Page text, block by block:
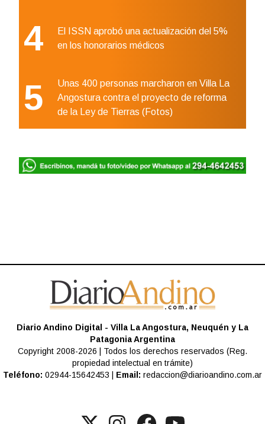
4
El ISSN aprobó una actualización del 5%
en los honorarios médicos
5
Unas 400 personas marcharon en Villa La
Angostura contra el proyecto de reforma
de la Ley de Tierras (Fotos)
Diario Andino Digital - Villa La Angostura, Neuquén y La
Patagonia Argentina
Copyright 2008-2026 | Todos los derechos reservados (Reg.
propiedad intelectual en trámite)
Teléfono: 02944-15642453 | Email: redaccion@diarioandino.com.ar